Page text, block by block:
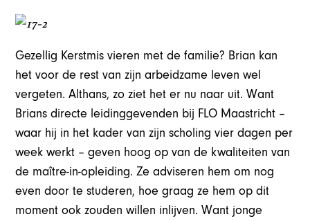
Gezellig Kerstmis vieren met de familie? Brian kan
het voor de rest van zijn arbeidzame leven wel
vergeten. Althans, zo ziet het er nu naar uit. Want
Brians directe leidinggevenden bij FLO Maastricht –
waar hij in het kader van zijn scholing vier dagen per
week werkt – geven hoog op van de kwaliteiten van
de maître-in-opleiding. Ze adviseren hem om nog
even door te studeren, hoe graag ze hem op dit
moment ook zouden willen inlijven. Want jonge